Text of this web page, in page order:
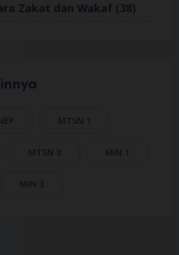
Zakat dan Wakaf (38)
MTSN 1
MTSN 3 MIN 1
MIN 3